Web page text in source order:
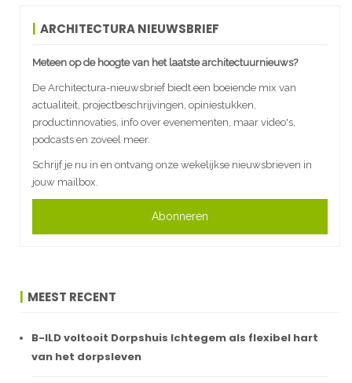
ARCHITECTURA NIEUWSBRIEF
Meteen op de hoogte van het laatste architectuurnieuws?
De Architectura-nieuwsbrief biedt een boeiende mix van
actualiteit, projectbeschrijvingen, opiniestukken,
productinnovaties, info over evenementen, maar video's,
podcasts en zoveel meer.
Schrijf je nu in en ontvang onze wekelijkse nieuwsbrieven in
jouw mailbox.
Abonneren
MEEST RECENT
B-ILD voltooit Dorpshuis Ichtegem als flexibel hart
van het dorpsleven